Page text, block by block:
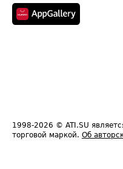
1998-2026 © ATI.SU
торговой маркой. Об